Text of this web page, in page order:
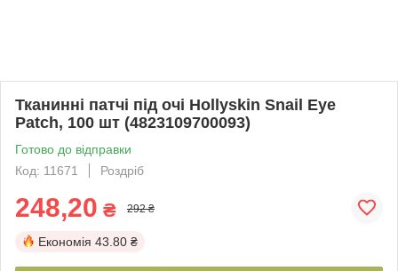
Тканинні патчі під очі Hollyskin Snail Eye
Patch, 100 шт (4823109700093)
Готово до відправки
Код: 11671
Роздріб
248,20 ₴ 292 ₴
Економія 43.80 ₴